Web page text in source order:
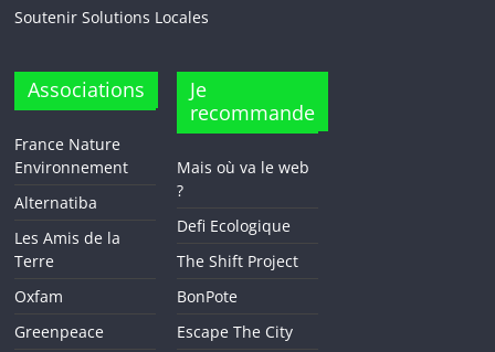
Soutenir Solutions Locales
Associations
France Nature
Environnement
Alternatiba
Les Amis de la
Terre
Oxfam
Greenpeace
Je
recommande
Mais où va le web
?
Defi Ecologique
The Shift Project
BonPote
Escape The City